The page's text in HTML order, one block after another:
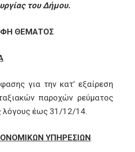
του Δήμου.
ΘΕΜΑΤΟΣ
για την κατ’ εξαίρεση
παροχών ρεύματος
λόγους έως 31/12/14.
ΥΠΗΡΕΣΙΩΝ